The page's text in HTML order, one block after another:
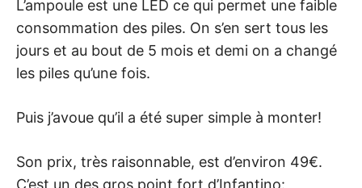
L’ampoule est une LED ce qui permet une faible
consommation des piles. On s’en sert tous les
jours et au bout de 5 mois et demi on a changé
les piles qu’une fois.
Puis j’avoue qu’il a été super simple à monter!
Son prix, très raisonnable, est d’environ 49€.